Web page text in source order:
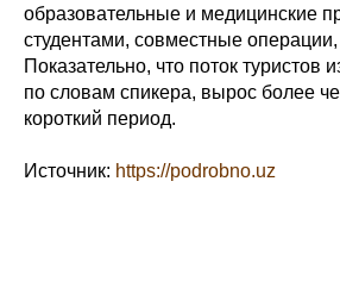
образовательные и медицинские
студентами, совместные операции,
Показательно, что поток туристов
по словам спикера, вырос более
короткий период.
Источник: https://podrobno.uz